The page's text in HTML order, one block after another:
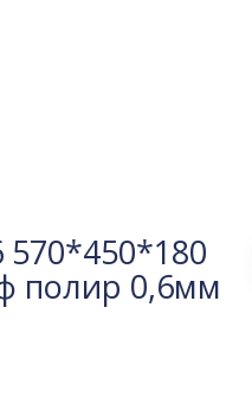
570*450*180
полир 0,6мм